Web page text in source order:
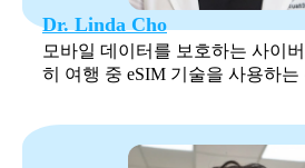
Dr. Linda Cho
모바일 데이터를 보호하는 사이
히 여행 중 eSIM 기술을 사용하는